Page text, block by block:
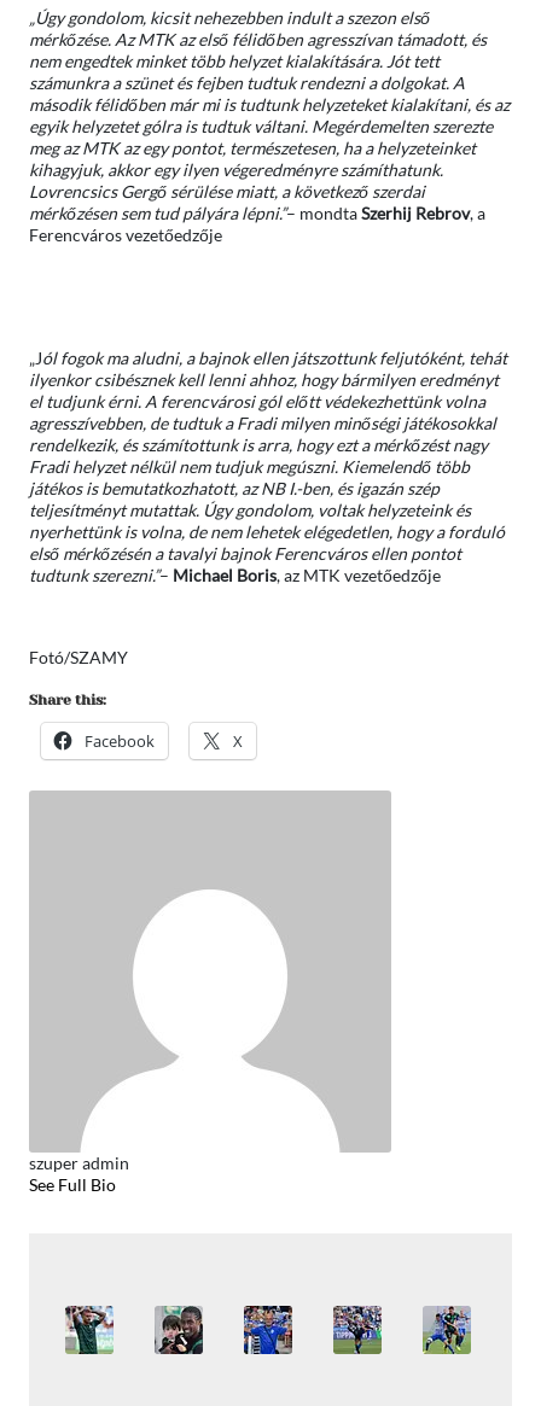
„Úgy gondolom, kicsit nehezebben indult a szezon első
mérkőzése. Az MTK az első félidőben agresszívan támadott, és
nem engedtek minket több helyzet kialakítására. Jót tett
számunkra a szünet és fejben tudtuk rendezni a dolgokat. A
második félidőben már mi is tudtunk helyzeteket kialakítani, és az
egyik helyzetet gólra is tudtuk váltani. Megérdemelten szerezte
meg az MTK az egy pontot, természetesen, ha a helyzeteinket
kihagyjuk, akkor egy ilyen végeredményre számíthatunk.
Lovrencsics Gergő sérülése miatt, a következő szerdai
mérkőzésen sem tud pályára lépni.”– mondtaSzerhij Rebrov, a
Ferencváros vezetőedzője
„Jól fogok ma aludni, a bajnok ellen játszottunk feljutóként, tehát
ilyenkor csibésznek kell lenni ahhoz, hogy bármilyen eredményt
el tudjunk érni. A ferencvárosi gól előtt védekezhettünk volna
agresszívebben, de tudtuk a Fradi milyen minőségi játékosokkal
rendelkezik, és számítottunk is arra, hogy ezt a mérkőzést nagy
Fradi helyzet nélkül nem tudjuk megúszni. Kiemelendő több
játékos is bemutatkozhatott, az NB I.-ben, és igazán szép
teljesítményt mutattak. Úgy gondolom, voltak helyzeteink és
nyerhettünk is volna, de nem lehetek elégedetlen, hogy a forduló
első mérkőzésén a tavalyi bajnok Ferencváros ellen pontot
tudtunk szerezni.”– Michael Boris, az MTK vezetőedzője
Fotó/SZAMY
Share this:
Facebook X
szuper admin
See Full Bio